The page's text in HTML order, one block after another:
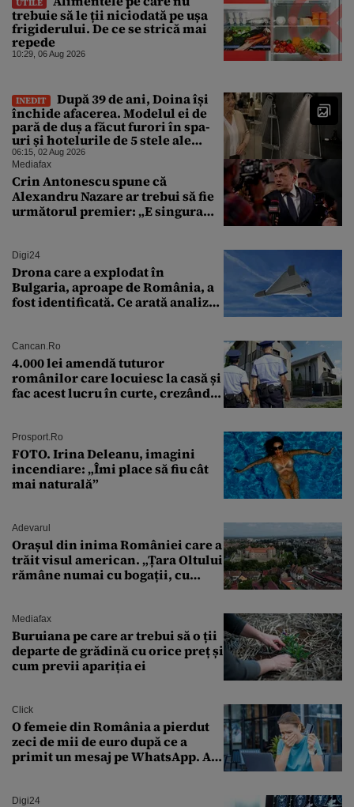
trebuie să le ții niciodată pe ușa
frigiderului. De ce se strică mai
repede
10:29, 06 Aug 2026
INEDIT
După 39 de ani, Doina își
închide afacerea. Modelul ei de
pară de duș a făcut furori în spa-
uri și hotelurile de 5 stele ale
lumii. Ce nu a mai mers
06:15, 02 Aug 2026
Mediafax
Crin Antonescu spune că
Alexandru Nazare ar trebui să fie
următorul premier: „E singura
Digi24
Drona care a explodat în
Bulgaria, aproape de România, a
fost identificată. Ce arată analiza
Cancan.ro
4.000 lei amendă tuturor
românilor care locuiesc la casă și
fac acest lucru în curte, crezând
Prosport.ro
FOTO. Irina Deleanu, imagini
incendiare: „Îmi place să fiu cât
mai naturală”
Adevarul
Orașul din inima României care a
trăit visul american. „Țara Oltului
rămâne numai cu bogații, cu
Mediafax
Buruiana pe care ar trebui să o ții
departe de grădină cu orice preț și
cum previi apariția ei
Click
O femeie din România a pierdut
zeci de mii de euro după ce a
primit un mesaj pe WhatsApp. A
Digi24